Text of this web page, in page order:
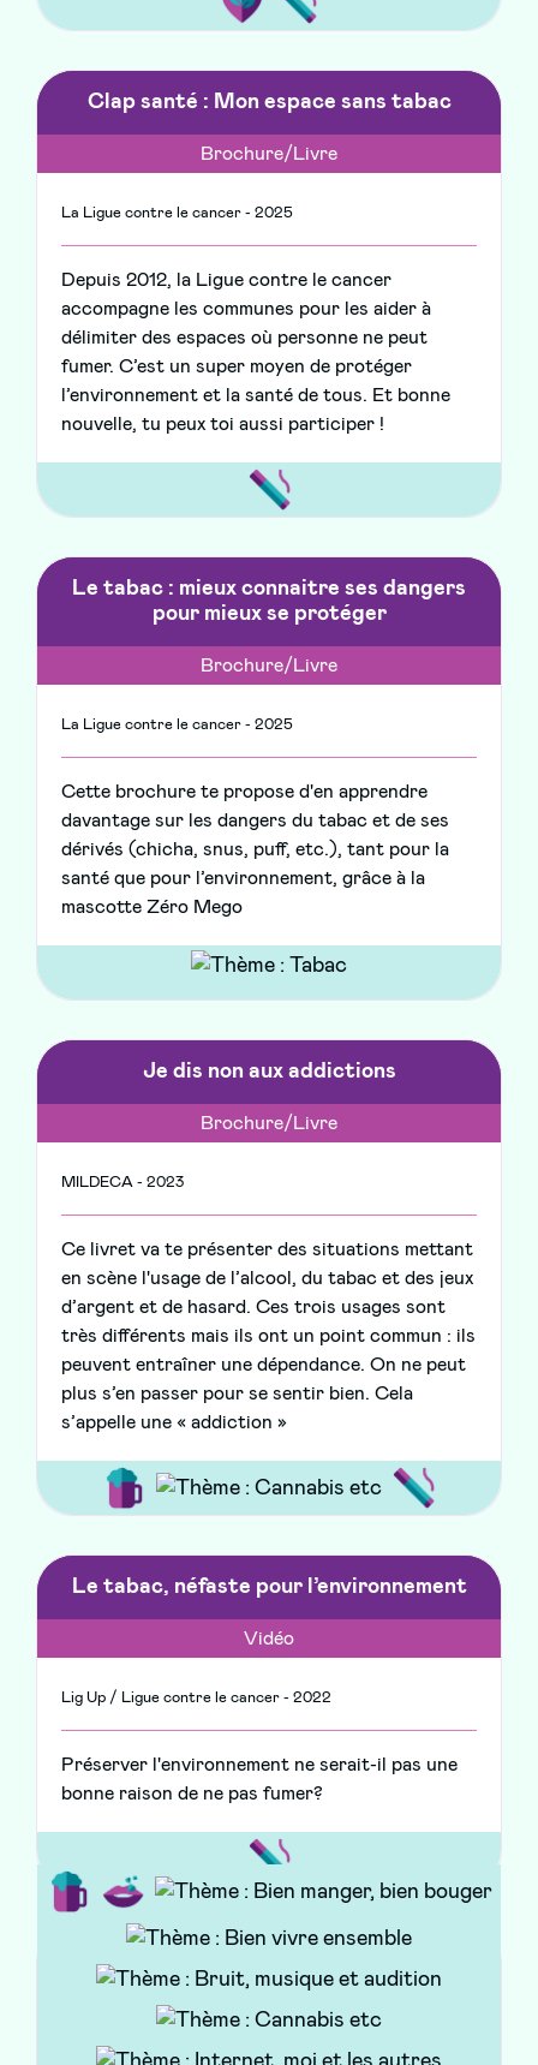
Clap santé : Mon espace sans tabac
Brochure/Livre
La Ligue contre le cancer - 2025
Depuis 2012, la Ligue contre le cancer
accompagne les communes pour les aider à
délimiter des espaces où personne ne peut
fumer. C’est un super moyen de protéger
l’environnement et la santé de tous. Et bonne
nouvelle, tu peux toi aussi participer !
Le tabac : mieux connaitre ses dangers
pour mieux se protéger
Brochure/Livre
La Ligue contre le cancer - 2025
Cette brochure te propose d'en apprendre
davantage sur les dangers du tabac et de ses
dérivés (chicha, snus, puff, etc.), tant pour la
santé que pour l’environnement, grâce à la
mascotte Zéro Mego
Je dis non aux addictions
Brochure/Livre
MILDECA - 2023
Ce livret va te présenter des situations mettant
en scène l'usage de l’alcool, du tabac et des jeux
d’argent et de hasard. Ces trois usages sont
très différents mais ils ont un point commun : ils
peuvent entraîner une dépendance. On ne peut
plus s’en passer pour se sentir bien. Cela
s’appelle une « addiction »
Le tabac, néfaste pour l’environnement
Vidéo
Lig Up / Ligue contre le cancer - 2022
Préserver l'environnement ne serait-il pas une
bonne raison de ne pas fumer?
Le Pass’Santé Jeunes y répond !